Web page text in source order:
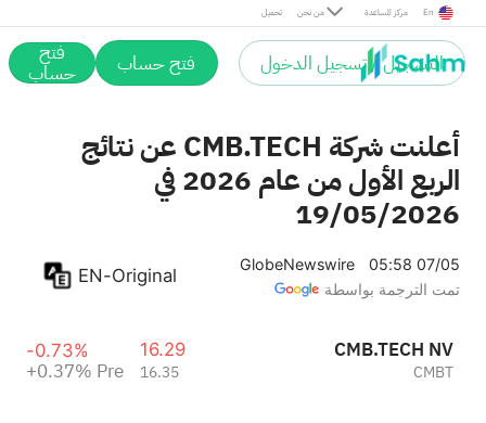
تحميل من نحن مركز المساعدة En
التسجيل / تسجيل الدخول فتح حساب فتح
حساب
أعلنت شركة CMB.TECH عن نتائج
الربع الأول من عام 2026 في
19/05/2026
GlobeNewswire
05:58 07/05
تمت الترجمة بواسطة
EN-Original
CMB.TECH NV
CMBT
16.29
16.35
-0.73%
+0.37% Pre